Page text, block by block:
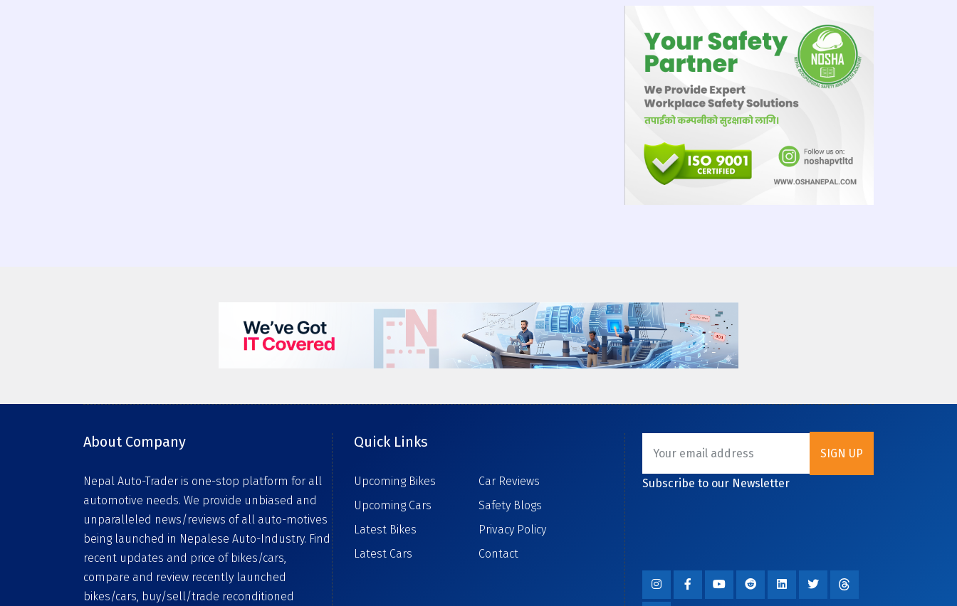
About Company
Nepal Auto-Trader is one-stop platform for all
automotive needs. We provide unbiased and
unparalleled news/reviews of all auto-motives
being launched in Nepalese Auto-Industry. Find
recent updates and price of bikes/cars,
compare and review recently launched
bikes/cars, buy/sell/trade reconditioned
Quick Links
Upcoming Bikes
Upcoming Cars
Latest Bikes
Latest Cars
Car Reviews
Safety Blogs
Privacy Policy
Contact
Subscribe to our Newsletter